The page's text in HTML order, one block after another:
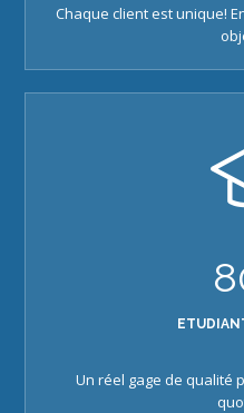
Chaque client est unique!
Un réel gage de qualité